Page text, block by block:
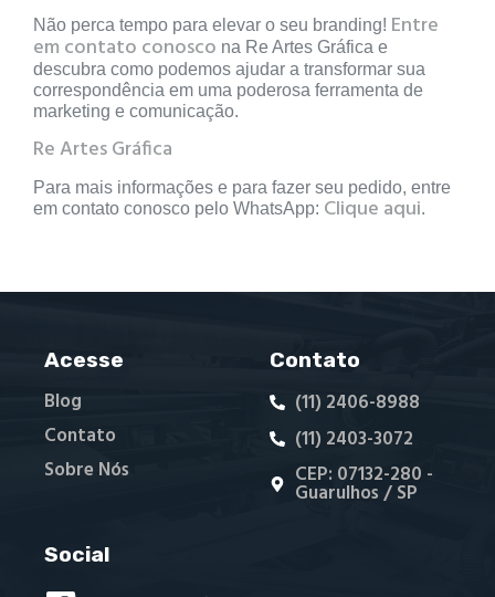
Não perca tempo para elevar o seu branding! Entre
em contato conosco na Re Artes Gráfica e
descubra como podemos ajudar a transformar sua
correspondência em uma poderosa ferramenta de
marketing e comunicação.
Re Artes Gráfica
Para mais informações e para fazer seu pedido, entre
em contato conosco pelo WhatsApp: Clique aqui.
Acesse
Blog
Contato
Sobre Nós
Contato
(11) 2406-8988
(11) 2403-3072
CEP: 07132-280 -
Guarulhos / SP
Social